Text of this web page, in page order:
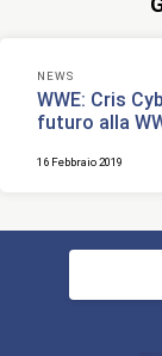
NEWS
WWE: Cris
futuro alla
16 Febbraio 2019
Ricerca